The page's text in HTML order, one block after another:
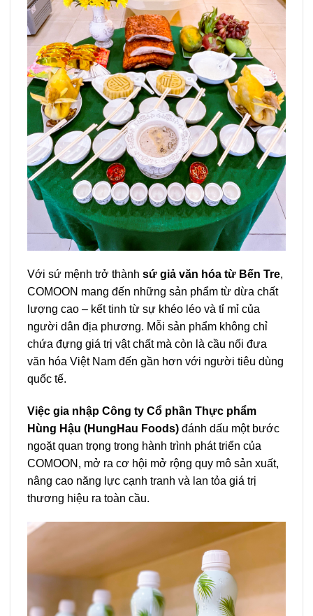
Với sứ mệnh trở thành sứ giả văn hóa từ Bến Tre,
COMOON mang đến những sản phẩm từ dừa chất
lượng cao – kết tinh từ sự khéo léo và tỉ mỉ của
người dân địa phương. Mỗi sản phẩm không chỉ
chứa đựng giá trị vật chất mà còn là cầu nối đưa
văn hóa Việt Nam đến gần hơn với người tiêu dùng
quốc tế.
Việc gia nhập Công ty Cổ phần Thực phẩm
Hùng Hậu (HungHau Foods) đánh dấu một bước
ngoặt quan trọng trong hành trình phát triển của
COMOON, mở ra cơ hội mở rộng quy mô sản xuất,
nâng cao năng lực cạnh tranh và lan tỏa giá trị
thương hiệu ra toàn cầu.